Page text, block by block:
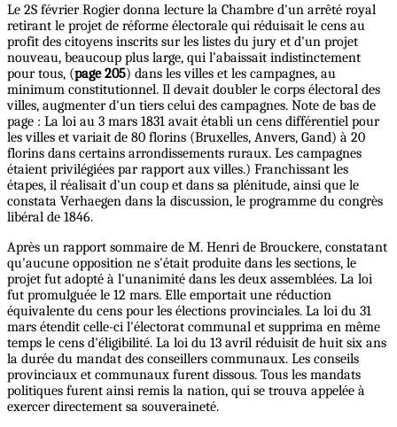
Le 2S février Rogier donna lecture la Chambre d'un arrêté royal
retirant le projet de réforme électorale qui réduisait le cens au
profit des citoyens inscrits sur les listes du jury et d'un projet
nouveau, beaucoup plus large, qui l’abaissait indistinctement
pour tous, (page 205) dans les villes et les campagnes, au
minimum constitutionnel. Il devait doubler le corps électoral des
villes, augmenter d'un tiers celui des campagnes. Note de bas de
page : La loi au 3 mars 1831 avait établi un cens différentiel pour
les villes et variait de 80 florins (Bruxelles, Anvers, Gand) à 20
florins dans certains arrondissements ruraux. Les campagnes
étaient privilégiées par rapport aux villes.) Franchissant les
étapes, il réalisait d'un coup et dans sa plénitude, ainsi que le
constata Verhaegen dans la discussion, le programme du congrès
libéral de 1846.
Après un rapport sommaire de M. Henri de Brouckere, constatant
qu'aucune opposition ne s'était produite dans les sections, le
projet fut adopté à l'unanimité dans les deux assemblées. La loi
fut promulguée le 12 mars. Elle emportait une réduction
équivalente du cens pour les élections provinciales. La loi du 31
mars étendit celle-ci l'électorat communal et supprima en même
temps le cens d'éligibilité. La loi du 13 avril réduisit de huit six ans
la durée du mandat des conseillers communaux. Les conseils
provinciaux et communaux furent dissous. Tous les mandats
politiques furent ainsi remis la nation, qui se trouva appelée à
exercer directement sa souveraineté.